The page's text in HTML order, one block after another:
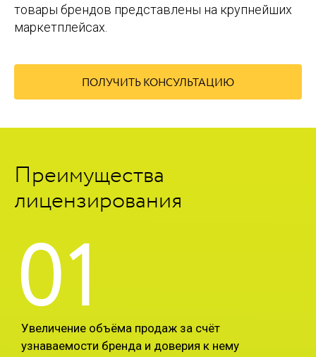
товары брендов представлены на крупнейших
маркетплейсах.
ПОЛУЧИТЬ КОНСУЛЬТАЦИЮ
Преимущества
лицензирования
01
Увеличение объёма продаж за счёт
узнаваемости бренда и доверия к нему